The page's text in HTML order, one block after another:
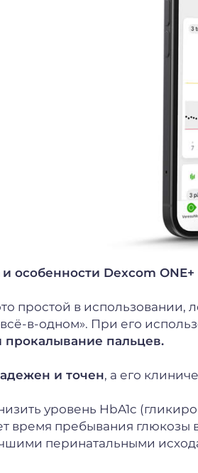
особенности Dexcom ONE+
простой в
в-одном». При его
пальцев.
и точен, а его
уровень HbA1c
время пребывания глюкозы
перинатальными